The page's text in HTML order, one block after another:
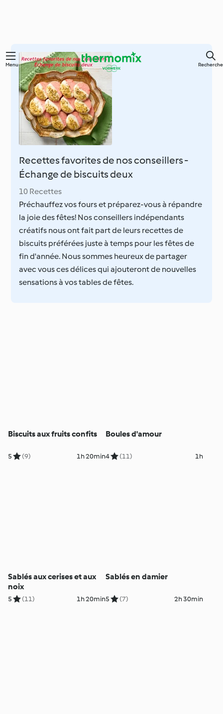
Skip
content
Menu Recherche
Recettes favorites de nos conseillers -
Échange de biscuits deux
10 Recettes
Préchauffez vos fours et préparez-vous à répandre
la joie des fêtes! Nos conseillers indépendants
créatifs nous ont fait part de leurs recettes de
biscuits préférées juste à temps pour les fêtes de
fin d'année. Nous sommes heureux de partager
avec vous ces délices qui ajouteront de nouvelles
sensations à vos tables de fêtes.
Biscuits aux fruits confits
5 (9) 1h 20min
Boules d'amour
4 (11) 1h
Sablés aux cerises et aux
noix
5 (11) 1h 20min
Sablés en damier
5 (7) 2h 30min